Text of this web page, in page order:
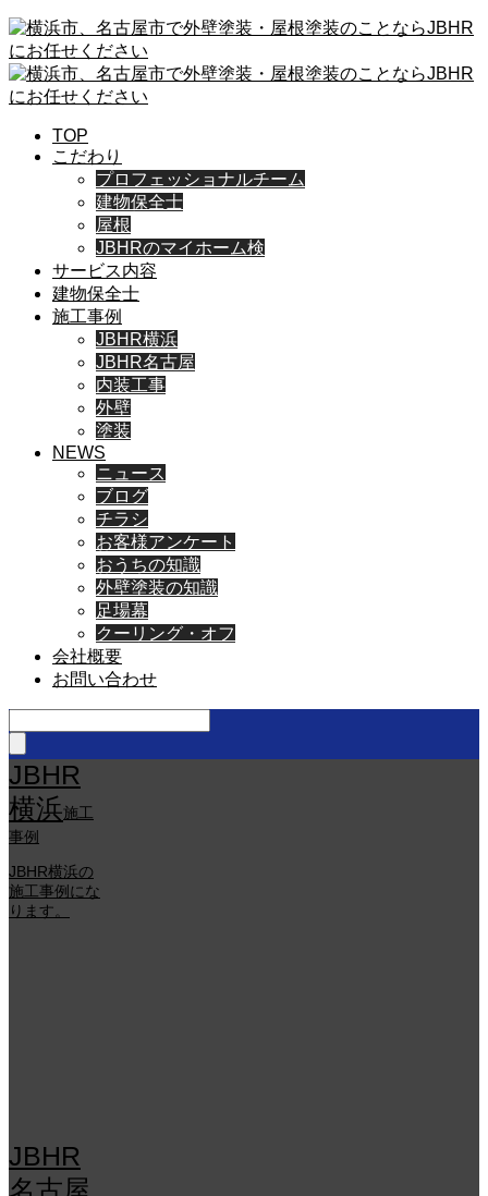
TOP
こだわり
プロフェッショナルチーム
建物保全士
屋根
JBHRのマイホーム検
サービス内容
建物保全士
施工事例
JBHR横浜
JBHR名古屋
内装工事
外壁
塗装
NEWS
ニュース
ブログ
チラシ
お客様アンケート
おうちの知識
外壁塗装の知識
足場幕
クーリング・オフ
会社概要
お問い合わせ
JBHR
横浜施工
事例
JBHR横浜の
施工事例にな
ります。
JBHR
名古屋